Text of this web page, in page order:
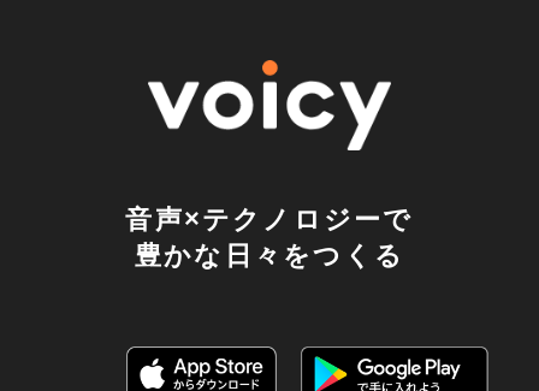
音声×テクノロジーで
豊かな日々をつくる